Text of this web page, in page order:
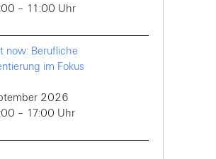
– 11:00 Uhr
now: Berufliche
im Fokus
2026
– 17:00 Uhr